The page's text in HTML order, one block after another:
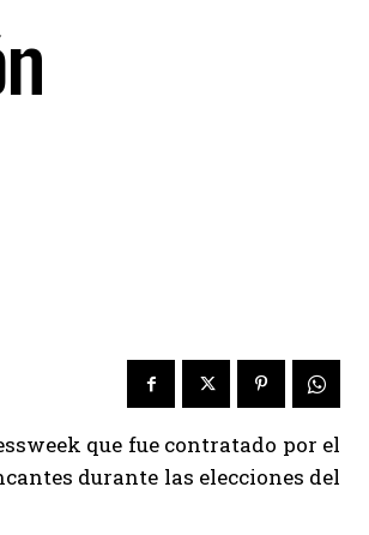
que fue contratado por el
durante las elecciones del